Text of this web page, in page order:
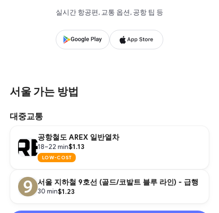
실시간 항공편, 교통 옵션, 공항 팁 등
서울 가는 방법
대중교통
공항철도 AREX 일반열차
18–22 min$1.13
LOW-COST
서울 지하철 9호선 (골드/코발트 블루 라인) - 급행
30 min$1.23